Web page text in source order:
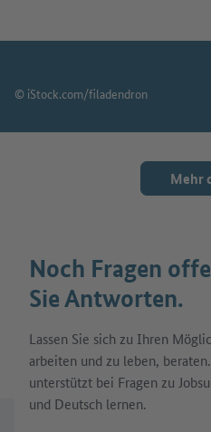
Mehr
© iStock.com/filadendron
Noch Fragen
Sie Antworten.
Lassen Sie sich zu Ihren
arbeiten und zu leben,
unterstützt bei Fragen zu
und Deutsch lernen.